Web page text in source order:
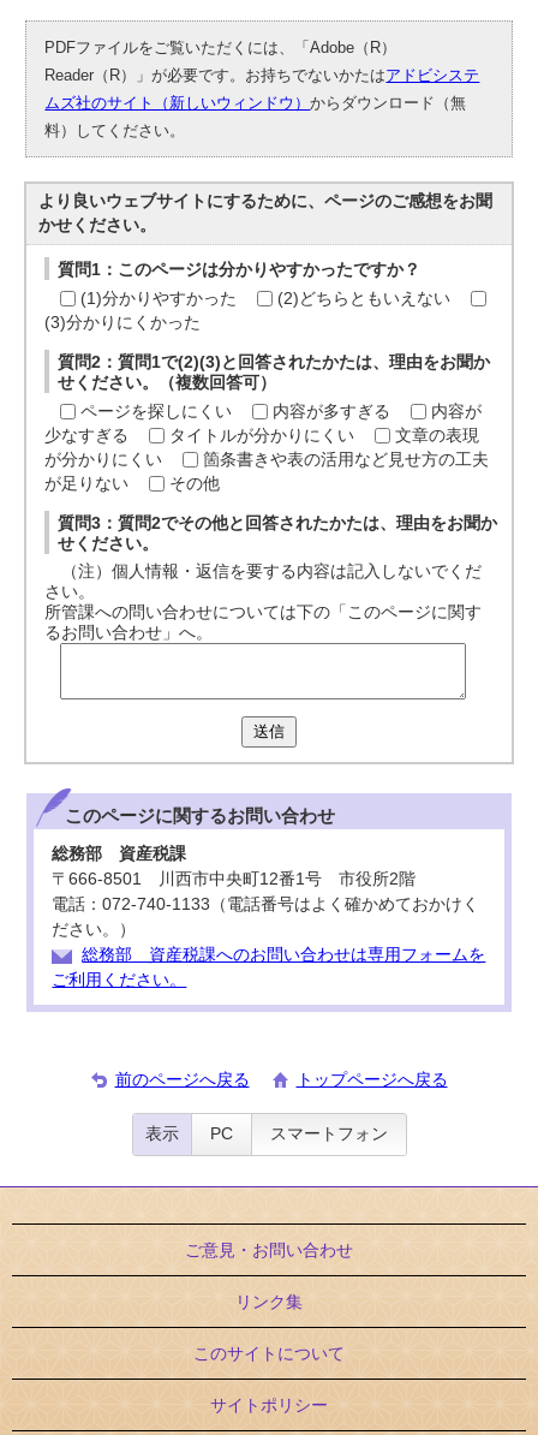
PDFファイルをご覧いただくには、「Adobe（R）
Reader（R）」が必要です。お持ちでないかたはアドビシステ
ムズ社のサイト（新しいウィンドウ）からダウンロード（無
料）してください。
より良いウェブサイトにするために、ページのご感想をお聞
かせください。
質問1：このページは分かりやすかったですか？
(1)分かりやすかった
(2)どちらともいえない
(3)分かりにくかった
質問2：質問1で(2)(3)と回答されたかたは、理由をお聞か
せください。（複数回答可）
ページを探しにくい
内容が多すぎる
内容が
少なすぎる
タイトルが分かりにくい
文章の表現
が分かりにくい
箇条書きや表の活用など見せ方の工夫
が足りない
その他
質問3：質問2でその他と回答されたかたは、理由をお聞か
せください。
（注）個人情報・返信を要する内容は記入しないでくだ
さい。
所管課への問い合わせについては下の「このページに関す
るお問い合わせ」へ。
送信
このページに関するお問い合わせ
総務部 資産税課
〒666-8501 川西市中央町12番1号 市役所2階
電話：072-740-1133（電話番号はよく確かめておかけく
ださい。）
総務部 資産税課へのお問い合わせは専用フォームを
ご利用ください。
前のページへ戻る トップページへ戻る
表示 PC スマートフォン
ご意見・お問い合わせ
リンク集
このサイトについて
サイトポリシー